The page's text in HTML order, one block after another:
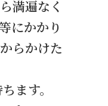
満遍なく
にかかり
らかけた
ます。